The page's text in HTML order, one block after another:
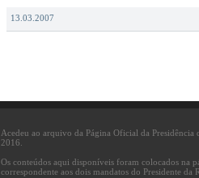
13.03.2007
Acedeu ao arquivo da Página Oficial da
2016.
Os conteúdos aqui disponíveis foram colocados na
correspondente aos dois mandatos do Presidente da